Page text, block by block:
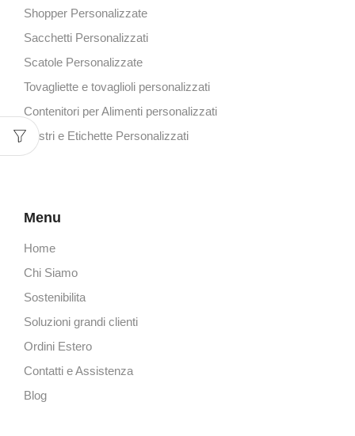
Shopper Personalizzate
Sacchetti Personalizzati
Scatole Personalizzate
Tovagliette e tovaglioli personalizzati
Contenitori per Alimenti personalizzati
Nastri e Etichette Personalizzati
Menu
Home
Chi Siamo
Sostenibilita
Soluzioni grandi clienti
Ordini Estero
Contatti e Assistenza
Blog